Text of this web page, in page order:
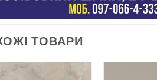
ТОВАРИ